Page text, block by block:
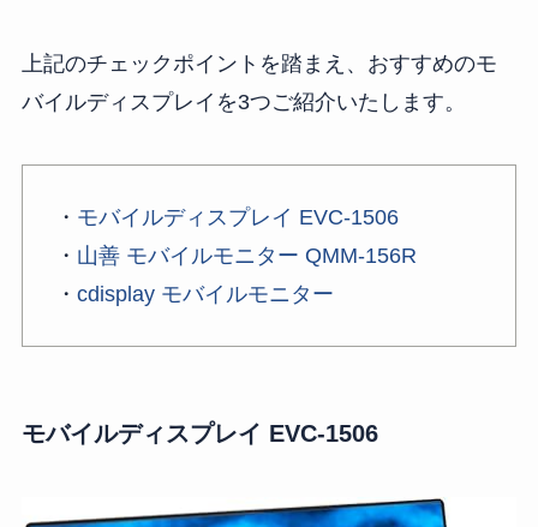
上記のチェックポイントを踏まえ、おすすめのモ
バイルディスプレイを3つご紹介いたします。
・ モバイルディスプレイ EVC-1506
・ 山善 モバイルモニター QMM-156R
・ cdisplay モバイルモニター
モバイルディスプレイ EVC-1506